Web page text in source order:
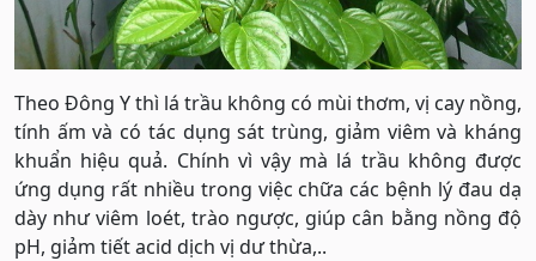
Theo Đông Y thì lá trầu không có mùi thơm, vị cay nồng,
tính ấm và có tác dụng sát trùng, giảm viêm và kháng
khuẩn hiệu quả. Chính vì vậy mà lá trầu không được
ứng dụng rất nhiều trong việc chữa các bệnh lý đau dạ
dày như viêm loét, trào ngược, giúp cân bằng nồng độ
pH, giảm tiết acid dịch vị dư thừa,..